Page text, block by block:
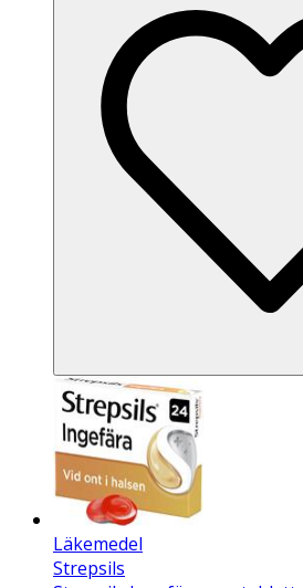
Läkemedel
Strepsils